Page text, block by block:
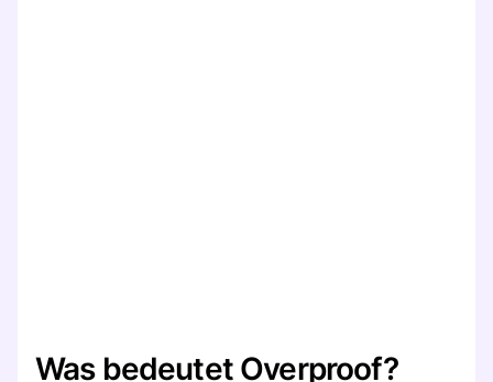
Was bedeutet Overproof?